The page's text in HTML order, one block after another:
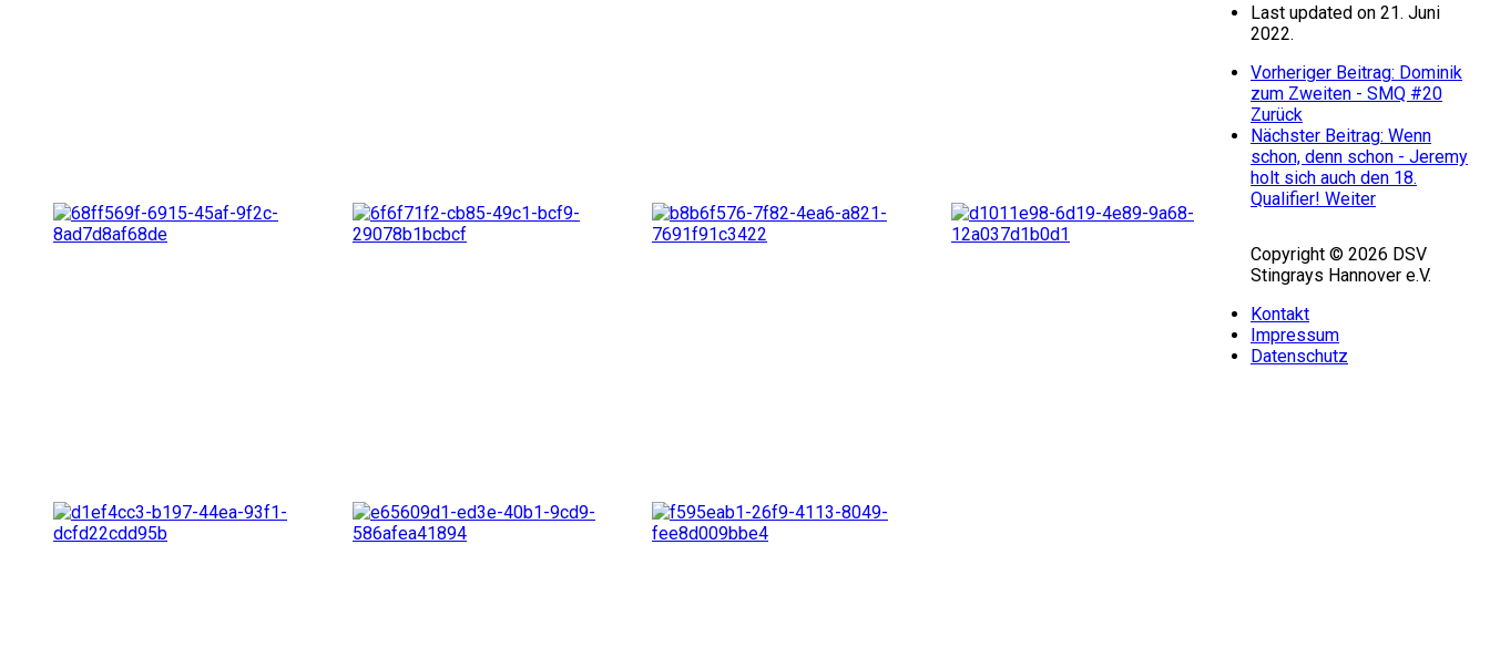
Last updated on 21. Juni
2022.
Vorheriger Beitrag: Dominik
zum Zweiten - SMQ #20
Zurück
Nächster Beitrag: Wenn
schon, denn schon - Jeremy
holt sich auch den 18.
Qualifier! Weiter
Copyright © 2026 DSV
Stingrays Hannover e.V.
Kontakt
Impressum
Datenschutz